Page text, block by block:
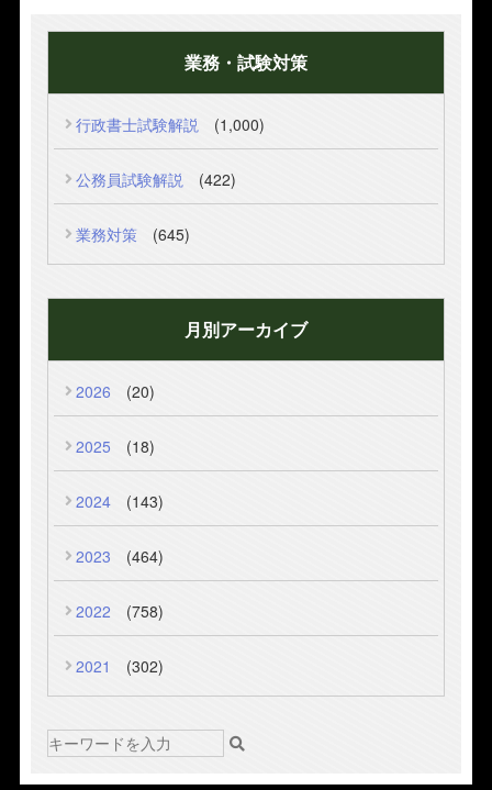
業務・試験対策
行政書士試験解説 (1,000)
公務員試験解説 (422)
業務対策 (645)
月別アーカイブ
2026 (20)
2025 (18)
2024 (143)
2023 (464)
2022 (758)
2021 (302)